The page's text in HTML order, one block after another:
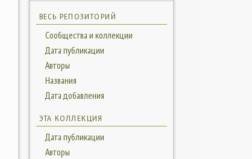
ВЕСЬ РЕПОЗИТОРИЙ
Сообщества и коллекции
Дата публикации
Авторы
Названия
Дата добавления
ЭТА КОЛЛЕКЦИЯ
Дата публикации
Авторы